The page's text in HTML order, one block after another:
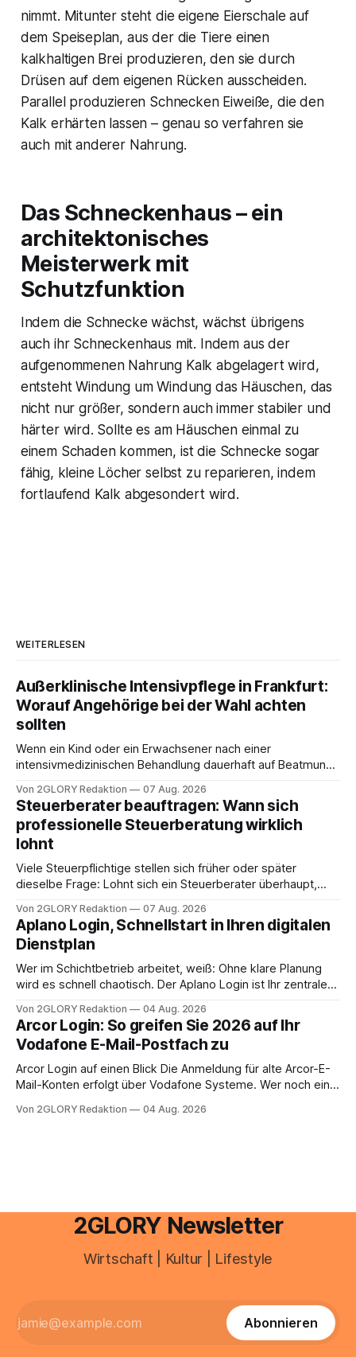
nimmt. Mitunter steht die eigene Eierschale auf
dem Speiseplan, aus der die Tiere einen
kalkhaltigen Brei produzieren, den sie durch
Drüsen auf dem eigenen Rücken ausscheiden.
Parallel produzieren Schnecken Eiweiße, die den
Kalk erhärten lassen – genau so verfahren sie
auch mit anderer Nahrung.
Das Schneckenhaus – ein
architektonisches
Meisterwerk mit
Schutzfunktion
Indem die Schnecke wächst, wächst übrigens
auch ihr Schneckenhaus mit. Indem aus der
aufgenommenen Nahrung Kalk abgelagert wird,
entsteht Windung um Windung das Häuschen, das
nicht nur größer, sondern auch immer stabiler und
härter wird. Sollte es am Häuschen einmal zu
einem Schaden kommen, ist die Schnecke sogar
fähig, kleine Löcher selbst zu reparieren, indem
fortlaufend Kalk abgesondert wird.
WEITERLESEN
Außerklinische Intensivpflege in Frankfurt:
Worauf Angehörige bei der Wahl achten
sollten
Wenn ein Kind oder ein Erwachsener nach einer
intensivmedizinischen Behandlung dauerhaft auf Beatmung
angewiesen ist, stellt sich für Familien eine schwierige
Frage: Muss die Versorgung dauerhaft in der Klinik bleiben –
oder ist ein Leben zu Hause möglich? Die außerklinische
Intensivpflege bietet genau diese Alternative: Sie
Von 2GLORY Redaktion 07 Aug. 2026
Steuerberater beauftragen: Wann sich
professionelle Steuerberatung wirklich
lohnt
Viele Steuerpflichtige stellen sich früher oder später
dieselbe Frage: Lohnt sich ein Steuerberater überhaupt,
erledigen? Die kurze Antwort: Bei einfachen
Einkommensverhältnissen reicht häufig eine Steuersoftware
aus – sobald jedoch mehrere Einkunftsarten
zusammentreffen oder größere finanzielle Veränderungen
anstehen, zahlt sich professionelle Unterstützung meist
Von 2GLORY Redaktion 07 Aug. 2026
Aplano Login, Schnellstart in Ihren digitalen
Dienstplan
Wer im Schichtbetrieb arbeitet, weiß: Ohne klare Planung
wird es schnell chaotisch. Der Aplano Login ist Ihr zentraler
abwesenheiten und die gesamte kommunikation rund um
Ihr personal digital zu organisieren. In diesem Leitfaden
erfahren Sie alles, was Sie für einen reibungslosen Einstieg
brauchen, von der Registrierung
Von 2GLORY Redaktion 04 Aug. 2026
Arcor Login: So greifen Sie 2026 auf Ihr
Vodafone E-Mail-Postfach zu
Arcor Login auf einen Blick Die Anmeldung für alte Arcor-E-
Mail-Konten erfolgt über Vodafone Systeme. Wer noch eine
besitzt, loggt sich heute über das Vodafone E-Mail & Cloud
Von 2GLORY Redaktion 04 Aug. 2026
2GLORY Newsletter
Wirtschaft | Kultur | Lifestyle
Abonnieren